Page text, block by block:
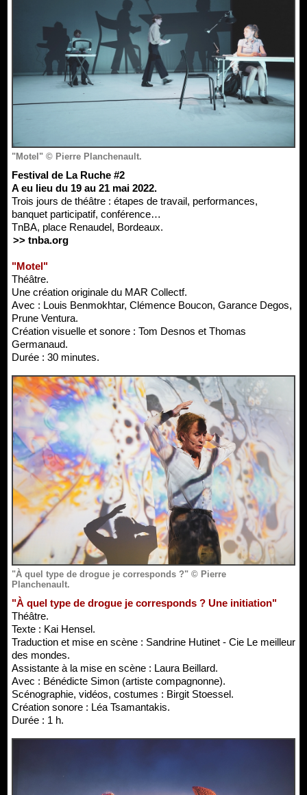
"Motel" © Pierre Planchenault.
Festival de La Ruche #2
A eu lieu du 19 au 21 mai 2022.
Trois jours de théâtre : étapes de travail, performances,
banquet participatif, conférence…
TnBA, place Renaudel, Bordeaux.
>> tnba.org
"Motel"
Théâtre.
Une création originale du MAR Collectf.
Avec : Louis Benmokhtar, Clémence Boucon, Garance Degos,
Prune Ventura.
Création visuelle et sonore : Tom Desnos et Thomas
Germanaud.
Durée : 30 minutes.
"À quel type de drogue je corresponds ?" © Pierre
Planchenault.
"À quel type de drogue je corresponds ? Une initiation"
Théâtre.
Texte : Kai Hensel.
Traduction et mise en scène : Sandrine Hutinet - Cie Le meilleur
des mondes.
Assistante à la mise en scène : Laura Beillard.
Avec : Bénédicte Simon (artiste compagnonne).
Scénographie, vidéos, costumes : Birgit Stoessel.
Création sonore : Léa Tsamantakis.
Durée : 1 h.